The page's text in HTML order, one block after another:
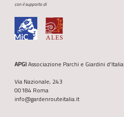
con il supporto di
APGIAssociazione Parchi e Giardini d’Italia
Via Nazionale, 243
00184 Roma
info@gardenrouteitalia.it